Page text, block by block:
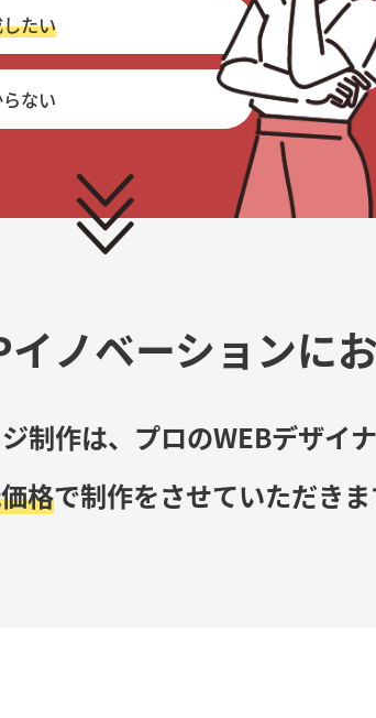
たい
ない
イノベーションに
制作は、 プロのWEBデザイ
格で制作をさせていただきま